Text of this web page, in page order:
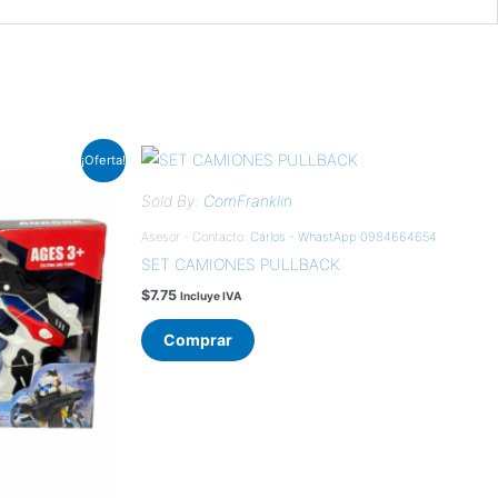
¡Oferta!
Sold By: ComFranklin
Asesor - Contacto: Carlos - WhastApp 0984664654
SET CAMIONES PULLBACK
$7.75 Incluye IVA
Comprar